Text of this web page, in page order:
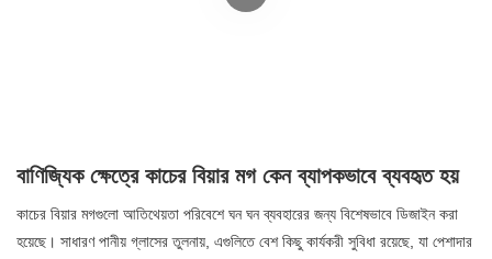
বাণিজ্যিক ক্ষেত্রে কাচের বিয়ার মগ কেন ব্যাপকভাবে ব্যবহৃত হয়
কাচের বিয়ার মগগুলো আতিথেয়তা পরিবেশে ঘন ঘন ব্যবহারের জন্য বিশেষভাবে ডিজাইন করা
হয়েছে। সাধারণ পানীয় গ্লাসের তুলনায়, এগুলিতে বেশ কিছু কার্যকরী সুবিধা রয়েছে, যা পেশাদার